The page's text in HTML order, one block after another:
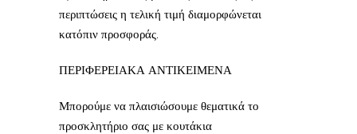
περιπτώσεις η τελική τιμή διαμορφώνεται
κατόπιν προσφοράς.
ΠΕΡΙΦΕΡΕΙΑΚΑ ΑΝΤΙΚΕΙΜΕΝΑ
Μπορούμε να πλαισιώσουμε θεματικά το
προσκλητήριο σας με κουτάκια